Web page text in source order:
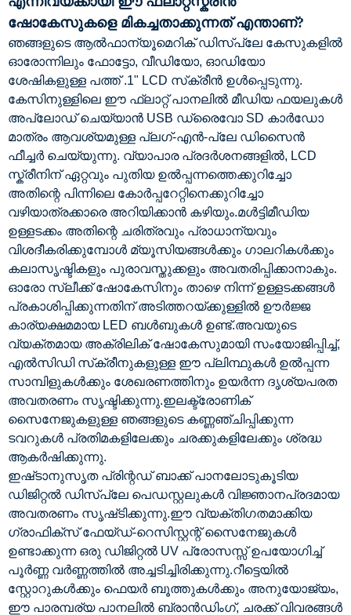
ഷോകേസുകളെ മികച്ചതാക്കുന്നത് എന്താണ്?
ഞങ്ങളുടെ ആൽഫാന്യൂമെറിക് ഡിസ്‌പ്ലേ കേസുകളിൽ
ഓരോന്നിലും ഫോട്ടോ, വീഡിയോ, ഓഡിയോ
ശേഷികളുള്ള പത്ത് .1" LCD സ്‌ക്രീൻ ഉൾപ്പെടുന്നു.
കേസിനുള്ളിലെ ഈ ഫ്ലാറ്റ് പാനലിൽ മീഡിയ ഫയലുകൾ
അപ്‌ലോഡ് ചെയ്യാൻ USB ഡ്രൈവോ SD കാർഡോ
മാത്രം ആവശ്യമുള്ള പ്ലഗ്-എൻ-പ്ലേ ഡിസൈൻ
ഫീച്ചർ ചെയ്യുന്നു. വ്യാപാര പ്രദർശനങ്ങളിൽ, LCD
സ്ക്രീനിന് ഏറ്റവും പുതിയ ഉൽപ്പന്നത്തെക്കുറിച്ചോ
അതിന്റെ പിന്നിലെ കോർപ്പറേറ്റിനെക്കുറിച്ചോ
വഴിയാത്രക്കാരെ അറിയിക്കാൻ കഴിയും.മൾട്ടിമീഡിയ
ഉള്ളടക്കം അതിന്റെ ചരിത്രവും പ്രാധാന്യവും
വിശദീകരിക്കുമ്പോൾ മ്യൂസിയങ്ങൾക്കും ഗാലറികൾക്കും
കലാസൃഷ്ടികളും പുരാവസ്തുക്കളും അവതരിപ്പിക്കാനാകും.
ഓരോ സ്ലീക്ക് ഷോകേസിനും താഴെ നിന്ന് ഉള്ളടക്കങ്ങൾ
പ്രകാശിപ്പിക്കുന്നതിന് അടിത്തറയ്ക്കുള്ളിൽ ഊർജ്ജ
കാര്യക്ഷമമായ LED ബൾബുകൾ ഉണ്ട്.അവയുടെ
വ്യക്തമായ അക്രിലിക് ഷോകേസുമായി സംയോജിപ്പിച്ച്,
എൽസിഡി സ്‌ക്രീനുകളുള്ള ഈ പ്ലിന്ഥുകൾ ഉൽപ്പന്ന
സാമ്പിളുകൾക്കും ശേഖരണത്തിനും ഉയർന്ന ദൃശ്യപരത
അവതരണം സൃഷ്ടിക്കുന്നു.ഇലക്ട്രോണിക്
സൈനേജുകളുള്ള ഞങ്ങളുടെ കണ്ണഞ്ചിപ്പിക്കുന്ന
ടവറുകൾ പ്രതിമകളിലേക്കും ചരക്കുകളിലേക്കും ശ്രദ്ധ
ആകർഷിക്കുന്നു.
ഇഷ്‌ടാനുസൃത പ്രിന്റഡ് ബാക്ക് പാനലോടുകൂടിയ
ഡിജിറ്റൽ ഡിസ്‌പ്ലേ പെഡസ്റ്റലുകൾ വിജ്ഞാനപ്രദമായ
അവതരണം സൃഷ്‌ടിക്കുന്നു.ഈ വ്യക്തിഗതമാക്കിയ
ഗ്രാഫിക്‌സ് ഫേയ്ഡ്-റെസിസ്റ്റന്റ് സൈനേജുകൾ
ഉണ്ടാക്കുന്ന ഒരു ഡിജിറ്റൽ UV പ്രോസസ്സ് ഉപയോഗിച്ച്
പൂർണ്ണ വർണ്ണത്തിൽ അച്ചടിച്ചിരിക്കുന്നു.റീട്ടെയിൽ
സ്റ്റോറുകൾക്കും ഫെയർ ബൂത്തുകൾക്കും അനുയോജ്യം,
ഈ പാരമ്പര്യ പാനലിൽ ബ്രാൻഡിംഗ്, ചരക്ക് വിവരങ്ങൾ